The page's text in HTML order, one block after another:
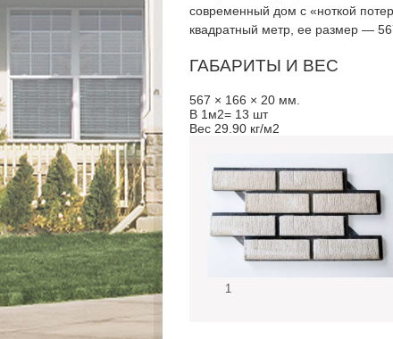
современный дом с «ноткой
квадратный метр, ее размер —
ГАБАРИТЫ И ВЕС
567 × 166 × 20 мм.
В 1м2= 13 шт
Вес 29.90 кг/м2
1